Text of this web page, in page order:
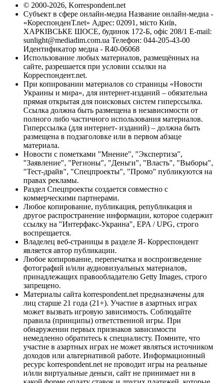
© 2000-2026, Korrespondent.net
Субъект в сфере онлайн-медиа Название онлайн-медиа -
«КореспонденТ.net» Адрес: 02091, місто Київ,
ХАРКІВСЬКЕ ШОСЕ, будинок 172-Б, офіс 208/1 E-mail:
sunlight@mediadim.com.ua Телефон: 044-205-43-00
Идентификатор медиа - R40-06068
Использование любых материалов, размещённых на
сайте, разрешается при условии ссылки на
Корреспондент.net.
При копировании материалов со страницы «Новости
Украины и мира», для интернет-изданий – обязательна
прямая открытая для поисковых систем гиперссылка.
Ссылка должна быть размещена в независимости от
полного либо частичного использования материалов.
Гиперссылка (для интернет- изданий) – должна быть
размещена в подзаголовке или в первом абзаце
материала.
Новости с пометками "Мнение", "Экспертиза",
"Заявление", "Регионы", "Деньги", "Власть", "Выборы",
"Тест-драйв", "Спецпроекты", "Промо" публикуются на
правах рекламы.
Раздел Спецпроекты создается совместно с
коммерческими партнерами.
Любое копирование, публикация, републикация и
другое распространение информации, которое содержит
ссылку на "Интерфакс-Украина", EPA / UPG, строго
воспрещается.
Владелец веб-страницы в разделе Я- Корреспондент
является автор публикации.
Любое копирование, перепечатка и воспроизведение
фотографий и/или аудиовизуальных материалов,
принадлежащих правообладателю Getty Images, строго
запрещено.
Материалы сайта korrespondent.net предназначены для
лиц старше 21 года (21+). Участие в азартных играх
может вызвать игровую зависимость. Соблюдайте
правила (принципы) ответственной игры. При
обнаружении первых признаков зависимости
немедленно обратитесь к специалисту. Помните, что
участие в азартных играх не может являться источником
доходов или альтернативой работе. Информационный
ресурс korrespondent.net не проводит игры на реальные
и/или виртуальные деньги, сайт не принимает ни в